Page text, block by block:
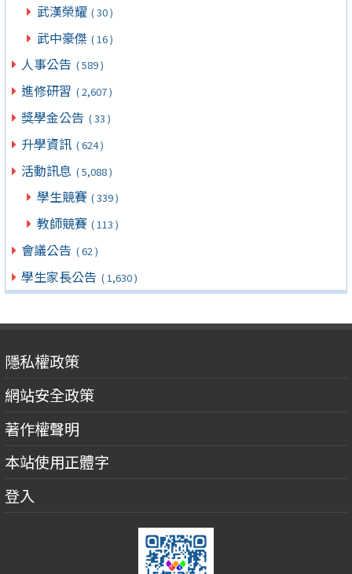
武漢榮耀 ( 30 )
武中豪傑 ( 16 )
人事公告 ( 589 )
進修研習 ( 2,607 )
獎學金公告 ( 33 )
升學資訊 ( 624 )
活動訊息 ( 5,088 )
學生競賽 ( 339 )
教師競賽 ( 113 )
會議公告 ( 62 )
學生家長公告 ( 1,630 )
隱私權政策
網站安全政策
著作權聲明
本站使用正體字
登入